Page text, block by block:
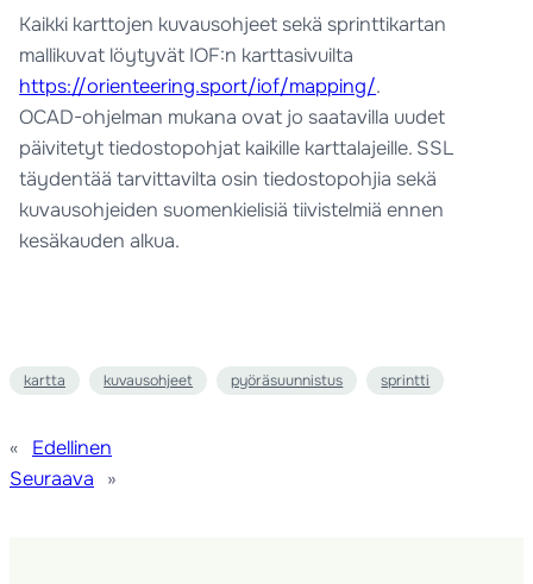
Kaikki karttojen kuvausohjeet sekä sprinttikartan
mallikuvat löytyvät IOF:n karttasivuilta
https://orienteering.sport/iof/mapping/.
OCAD-ohjelman mukana ovat jo saatavilla uudet
päivitetyt tiedostopohjat kaikille karttalajeille. SSL
täydentää tarvittavilta osin tiedostopohjia sekä
kuvausohjeiden suomenkielisiä tiivistelmiä ennen
kesäkauden alkua.
kartta kuvausohjeet pyöräsuunnistus sprintti
«
Edellinen
Seuraava
»